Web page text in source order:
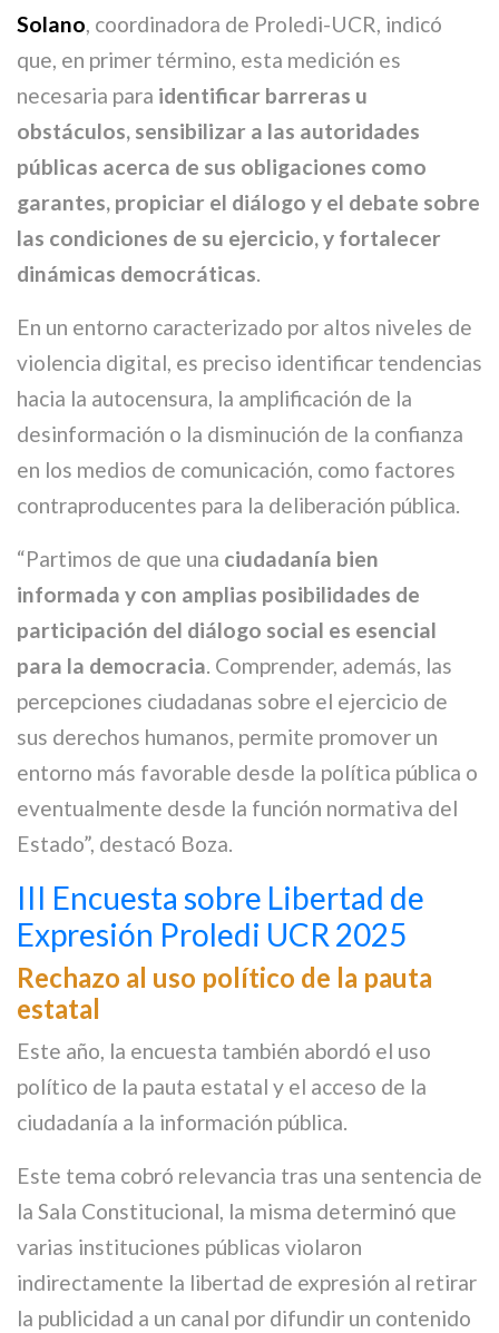
Solano, coordinadora de Proledi-UCR, indicó
que, en primer término, esta medición es
necesaria para identificar barreras u
obstáculos, sensibilizar a las autoridades
públicas acerca de sus obligaciones como
garantes, propiciar el diálogo y el debate sobre
las condiciones de su ejercicio, y fortalecer
dinámicas democráticas.
En un entorno caracterizado por altos niveles de
violencia digital, es preciso identificar tendencias
hacia la autocensura, la amplificación de la
desinformación o la disminución de la confianza
en los medios de comunicación, como factores
contraproducentes para la deliberación pública.
“Partimos de que una ciudadanía bien
informada y con amplias posibilidades de
participación del diálogo social es esencial
para la democracia. Comprender, además, las
percepciones ciudadanas sobre el ejercicio de
sus derechos humanos, permite promover un
entorno más favorable desde la política pública o
eventualmente desde la función normativa del
Estado”, destacó Boza.
III Encuesta sobre Libertad de
Expresión Proledi UCR 2025
Rechazo al uso político de la pauta
estatal
Este año, la encuesta también abordó el uso
político de la pauta estatal y el acceso de la
ciudadanía a la información pública.
Este tema cobró relevancia tras una sentencia de
la Sala Constitucional, la misma determinó que
varias instituciones públicas violaron
indirectamente la libertad de expresión al retirar
la publicidad a un canal por difundir un contenido